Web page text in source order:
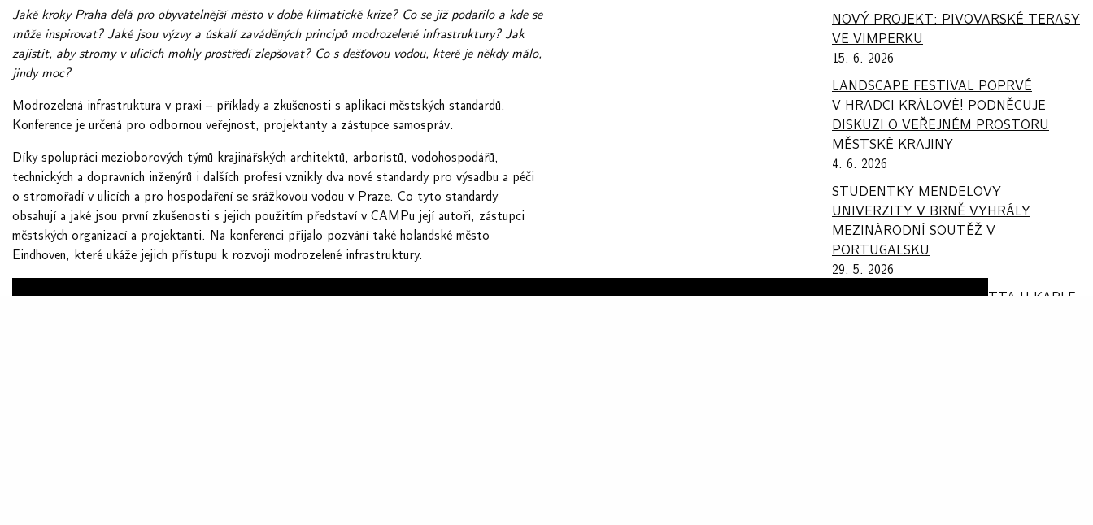
Jaké kroky Praha dělá pro obyvatelnější město v době klimatické krize? Co se již podařilo a kde se
může inspirovat? Jaké jsou výzvy a úskalí zaváděných principů modrozelené infrastruktury? Jak
zajistit, aby stromy v ulicích mohly prostředí zlepšovat? Co s dešťovou vodou, které je někdy málo,
jindy moc?
Modrozelená infrastruktura v praxi – příklady a zkušenosti s aplikací městských standardů.
Konference je určená pro odbornou veřejnost, projektanty a zástupce samospráv.
Díky spolupráci mezioborových týmů krajinářských architektů, arboristů, vodohospodářů,
technických a dopravních inženýrů i dalších profesí vznikly dva nové standardy pro výsadbu a péči
o stromořadí v ulicích a pro hospodaření se srážkovou vodou v Praze. Co tyto standardy
obsahují a jaké jsou první zkušenosti s jejich použitím představí v CAMPu její autoři, zástupci
městských organizací a projektanti. Na konferenci přijalo pozvání také holandské město
Eindhoven, které ukáže jejich přístupu k rozvoji modrozelené infrastruktury.
NOVÝ PROJEKT: PIVOVARSKÉ TERASY
VE VIMPERKU
15. 6. 2026
LANDSCAPE FESTIVAL POPRVÉ
V HRADCI KRÁLOVÉ! PODNĚCUJE
DISKUZI O VEŘEJNÉM PROSTORU
MĚSTSKÉ KRAJINY
4. 6. 2026
STUDENTKY MENDELOVY
UNIVERZITY V BRNĚ VYHRÁLY
MEZINÁRODNÍ SOUTĚŽ V
PORTUGALSKU
29. 5. 2026
NOVÝ PROJEKT: PIAZZETTA U KAPLE